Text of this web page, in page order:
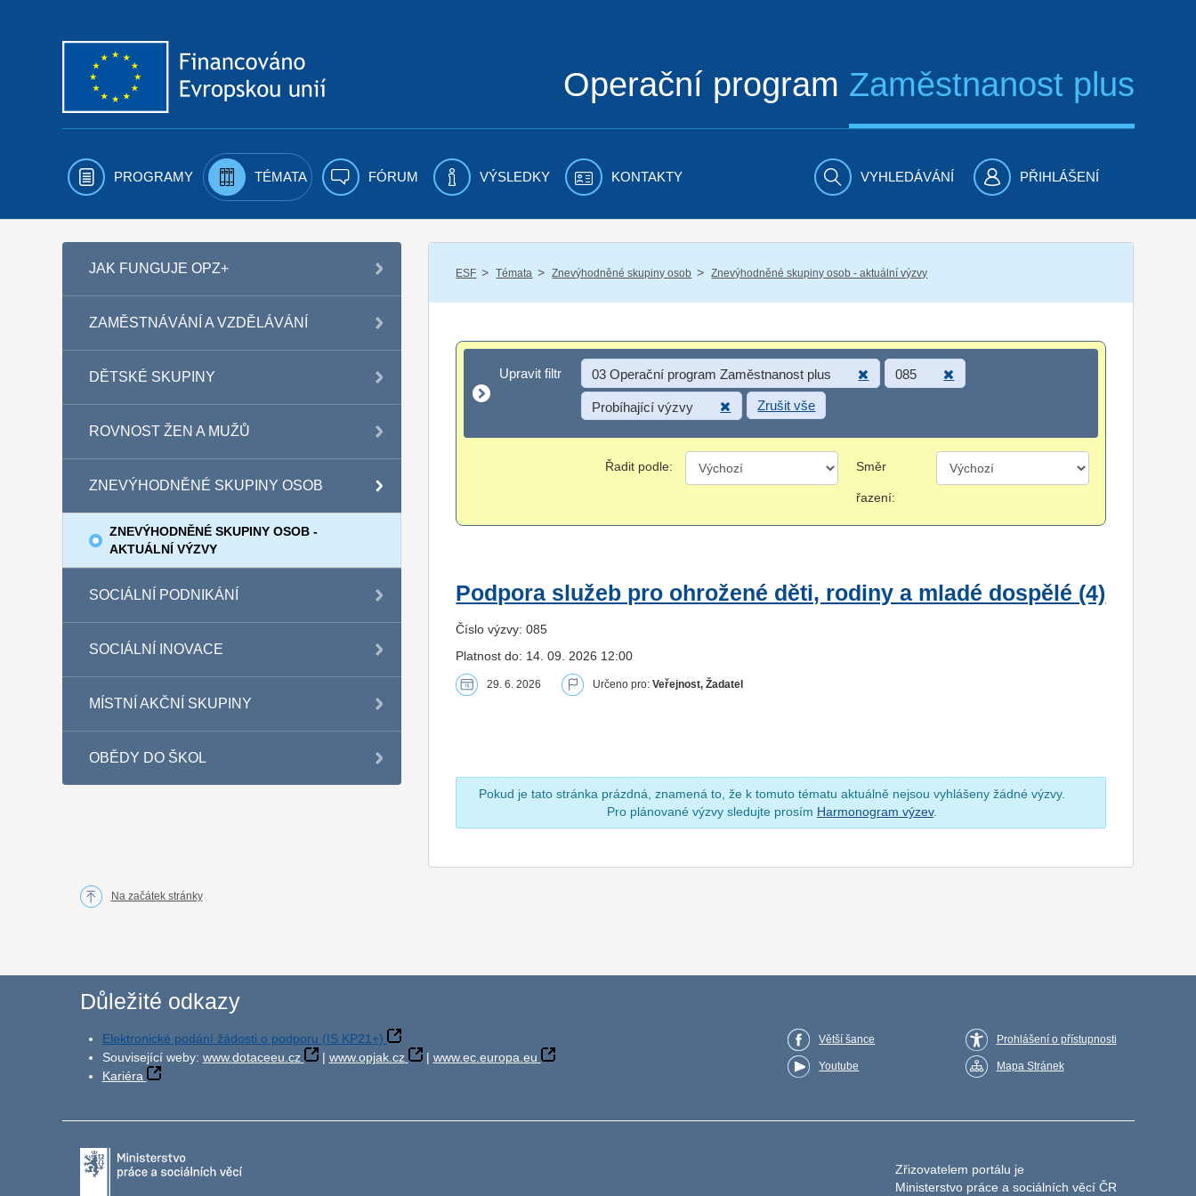
Operační program Zaměstnanost plus
PROGRAMY TÉMATA FÓRUM VÝSLEDKY KONTAKTY VYHLEDÁVÁNÍ PŘIHLÁŠENÍ
JAK FUNGUJE OPZ+
ZAMĚSTNÁVÁNÍ A VZDĚLÁVÁNÍ
DĚTSKÉ SKUPINY
ROVNOST ŽEN A MUŽŮ
ZNEVÝHODNĚNÉ SKUPINY OSOB
ZNEVÝHODNĚNÉ SKUPINY OSOB -
AKTUÁLNÍ VÝZVY
SOCIÁLNÍ PODNIKÁNÍ
SOCIÁLNÍ INOVACE
MÍSTNÍ AKČNÍ SKUPINY
OBĚDY DO ŠKOL
ESF / Témata / Znevýhodněné skupiny osob / Znevýhodněné skupiny osob - aktuální výzvy
Upravit filtr
Upravit filtr 03 Operační program Zaměstnanost plus 085
Probíhající výzvy Zrušit vše
Řadit podle: Směr
řazení:
Podpora služeb pro ohrožené děti, rodiny a mladé dospělé (4)
Číslo výzvy: 085
Platnost do: 14. 09. 2026 12:00
29. 6. 2026 Určeno pro:Veřejnost, Žadatel
Pokud je tato stránka prázdná, znamená to, že k tomuto tématu aktuálně nejsou vyhlášeny žádné výzvy.
Pro plánované výzvy sledujte prosím Harmonogram výzev.
Na začátek stránky
Důležité odkazy
Elektronické podání žádosti o podporu (IS KP21+)
Související weby: www.dotaceeu.cz | www.opjak.cz | www.ec.europa.eu
Kariéra
Větší šance
Youtube
Prohlášení o přístupnosti
Mapa Stránek
Zřizovatelem portálu je
Ministerstvo práce a sociálních věcí ČR